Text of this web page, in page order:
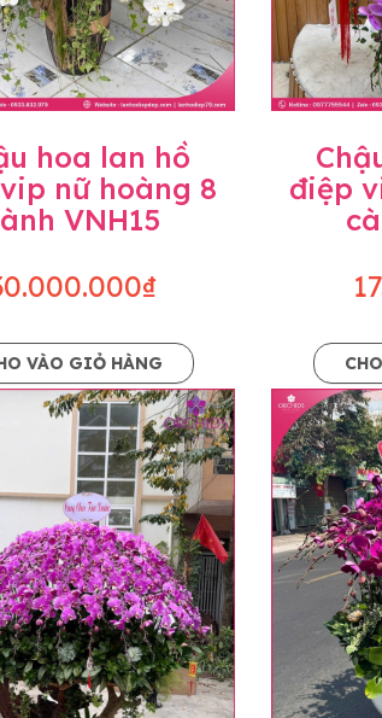
ý trước khi đặt hàng
cây hoa: Một chậu hoa lan hồ điệp đẹp
đôi chút giữa sản phẩm thực tế và
nở ít khi shop có sẵn nên sẽ thay đổi
dáng & phụ kiện: Beautiful Orchids
thay đổi về màu sắc hoa và kiểu chậu
và phụ kiện thay thế, vẫn giữ
hoa lan hồ
nữ hoàng 8
VNH15
VÀO GIỎ HÀNG
điệp